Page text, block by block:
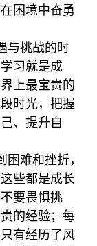
困境中奋勇
与挑战的时
习就是成
上最宝贵的
时光，把握
、提升自
难和挫折，
些都是成长
要畏惧挑
的经验；每
有经历了风